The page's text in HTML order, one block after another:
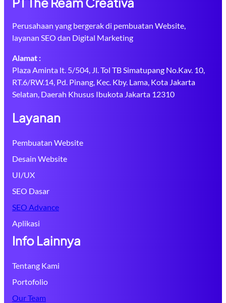
Perusahaan yang bergerak di pembuatan Website,
layanan SEO dan Digital Marketing
Alamat :
Plaza Aminta lt. 5/504, Jl. Tol TB Simatupang No.Kav. 10,
RT.6/RW.14, Pd. Pinang, Kec. Kby. Lama, Kota Jakarta
Selatan, Daerah Khusus Ibukota Jakarta 12310
Layanan
Pembuatan Website
Desain Website
UI/UX
SEO Dasar
SEO Advance
Aplikasi
Info Lainnya
Tentang Kami
Portofolio
Our Team